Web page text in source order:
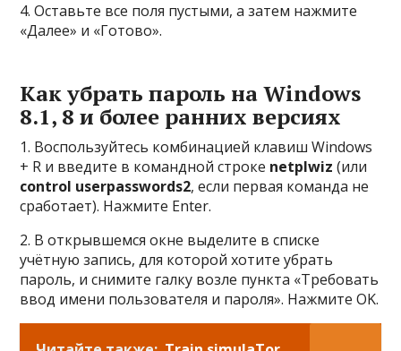
4. Оставьте все поля пустыми, а затем нажмите
«Далее» и «Готово».
Как убрать пароль на Windows
8.1, 8 и более ранних версиях
1. Воспользуйтесь комбинацией клавиш Windows
+ R и введите в командной строке netplwiz (или
control userpasswords2, если первая команда не
сработает). Нажмите Enter.
2. В открывшемся окне выделите в списке
учётную запись, для которой хотите убрать
пароль, и снимите галку возле пункта «Требовать
ввод имени пользователя и пароля». Нажмите ОK.